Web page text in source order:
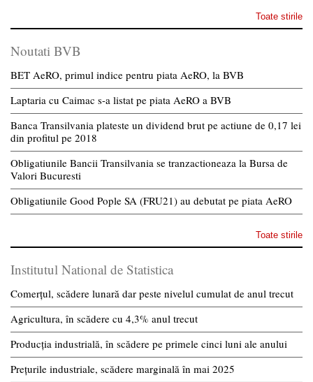
Toate stirile
Noutati BVB
BET AeRO, primul indice pentru piata AeRO, la BVB
Laptaria cu Caimac s-a listat pe piata AeRO a BVB
Banca Transilvania plateste un dividend brut pe actiune de 0,17 lei
din profitul pe 2018
Obligatiunile Bancii Transilvania se tranzactioneaza la Bursa de
Valori Bucuresti
Obligatiunile Good Pople SA (FRU21) au debutat pe piata AeRO
Toate stirile
Institutul National de Statistica
Comerțul, scădere lunară dar peste nivelul cumulat de anul trecut
Agricultura, în scădere cu 4,3% anul trecut
Producția industrială, în scădere pe primele cinci luni ale anului
Prețurile industriale, scădere marginală în mai 2025